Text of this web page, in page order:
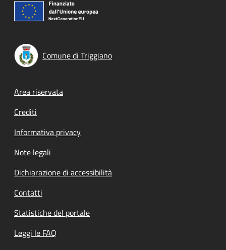
Comune di Triggiano
Footer menu
Area riservata
Crediti
Informativa privacy
Note legali
Dichiarazione di accessibilità
Contatti
Statistiche del portale
Leggi le FAQ